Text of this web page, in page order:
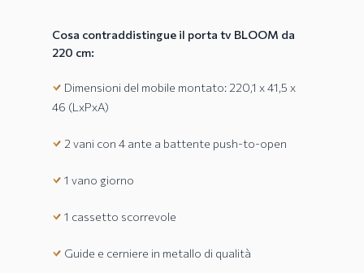
Cosa contraddistingue il porta tv BLOOM da
220 cm:
Dimensioni del mobile montato: 220,1 x 41,5 x
46 (LxPxA)
2 vani con 4 ante a battente push-to-open
1 vano giorno
1 cassetto scorrevole
Guide e cerniere in metallo di qualità